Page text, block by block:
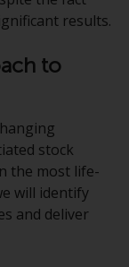
für
von
oder
auf
results.
to
stock
the most life-
will identify
and deliver